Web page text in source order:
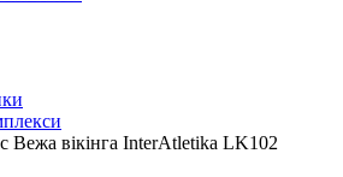
Вежа вікінга InterAtletika LK102